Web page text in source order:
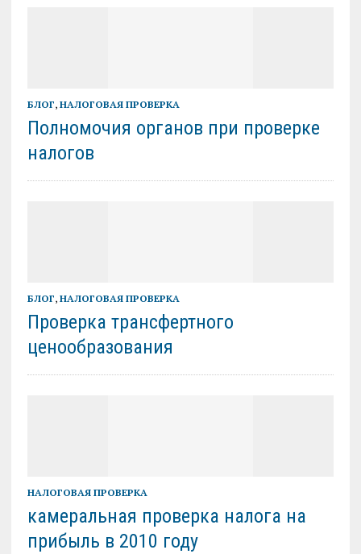
БЛОГ, НАЛОГОВАЯ ПРОВЕРКА
Полномочия органов при проверке
налогов
БЛОГ, НАЛОГОВАЯ ПРОВЕРКА
Проверка трансфертного
ценообразования
НАЛОГОВАЯ ПРОВЕРКА
камеральная проверка налога на
прибыль в 2010 году